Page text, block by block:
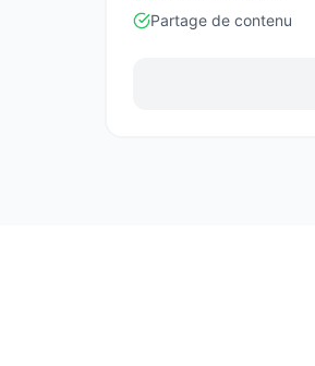
Partage de contenu